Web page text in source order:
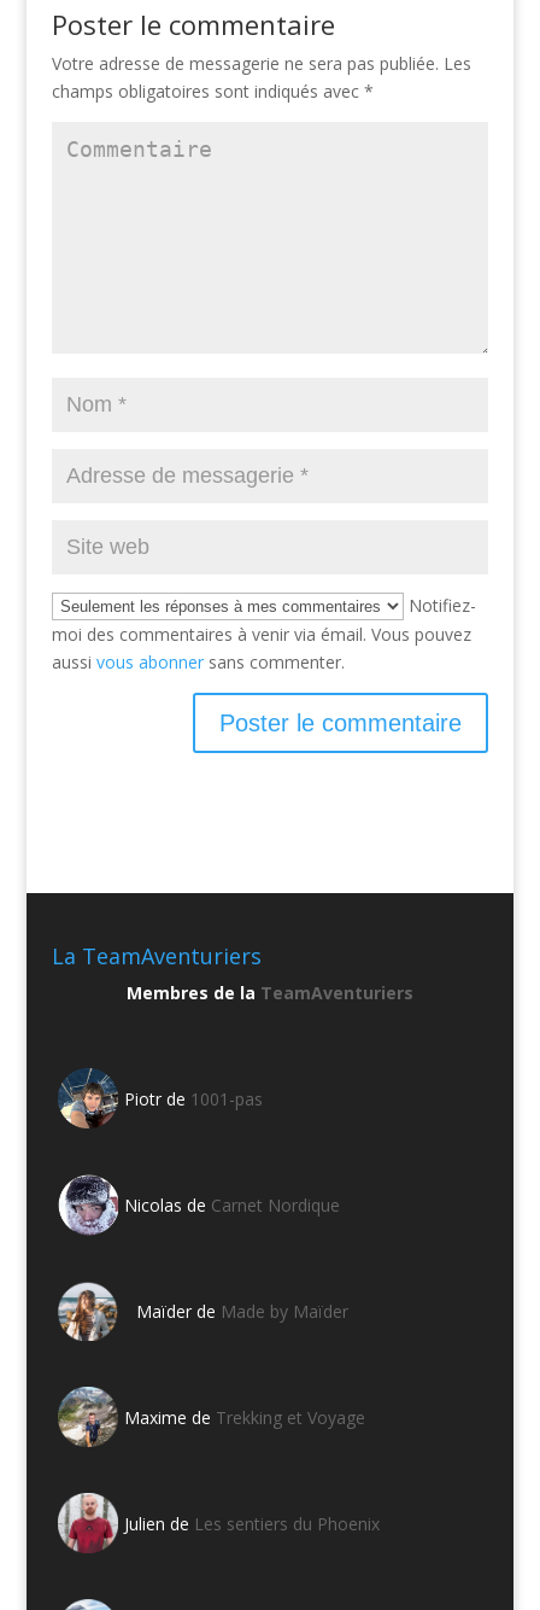
Poster le commentaire
Votre adresse de messagerie ne sera pas publiée. Les
champs obligatoires sont indiqués avec *
Notifiez-
moi des commentaires à venir via émail. Vous pouvez
aussi vous abonnersans commenter.
La TeamAventuriers
Membres de la TeamAventuriers
Piotr de 1001-pas
Nicolas de Carnet Nordique
Maïder de Made by Maïder
Maxime de Trekking et Voyage
Julien de Les sentiers du Phoenix